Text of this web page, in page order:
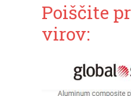
Poiščite
virov: